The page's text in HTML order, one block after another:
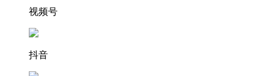
视频号
抖音